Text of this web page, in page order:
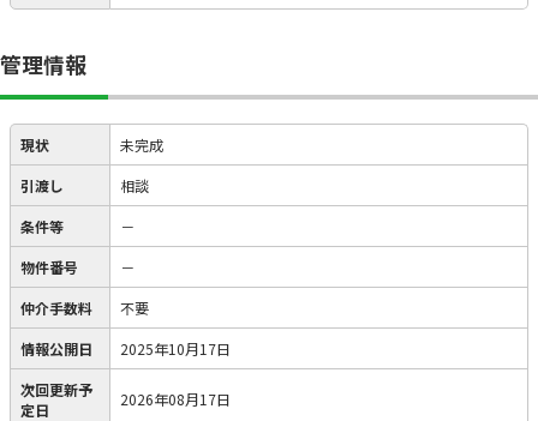
管理情報
現状
未完成
引渡し
相談
条件等
－
物件番号
－
仲介手数料
不要
情報公開日
2025年10月17日
次回更新予
定日
2026年08月17日